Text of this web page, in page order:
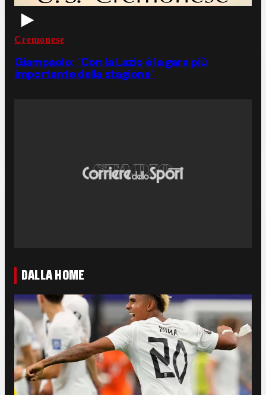
Cremonese
Giampaolo: "Con la Lazio è la gara più
importante della stagione"
DALLA HOME